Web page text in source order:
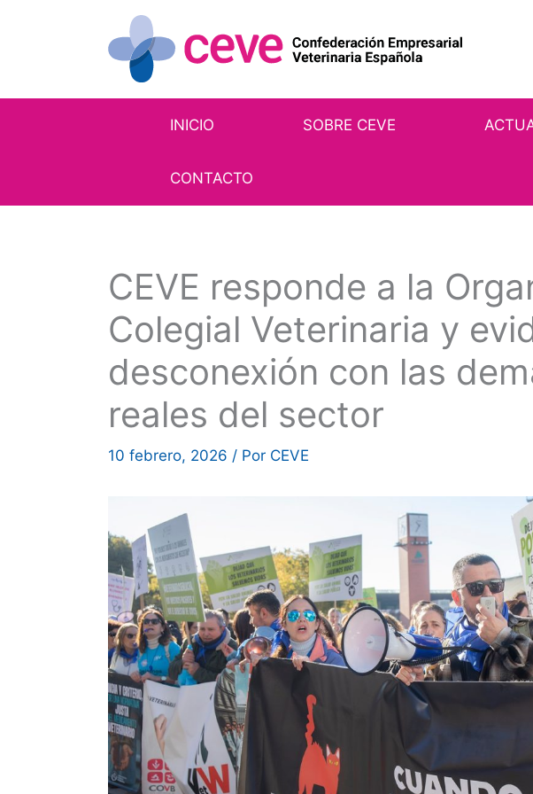
INICIO SOBRE CEVE
CONTACTO
CEVE responde a la
Colegial Veterinaria y
desconexión con las
reales del sector
10 febrero, 2026 / Por CEVE